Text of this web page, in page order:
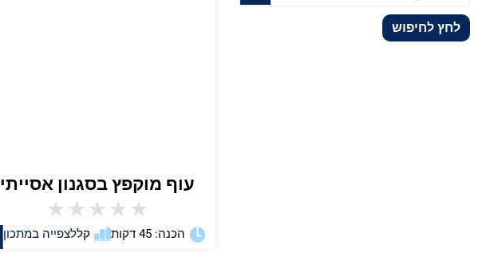
לחץ לחיפוש
עוף מוקפץ בסגנון אסייתי
★
★
★
★
★
לצפייה במתכון הכנה: 45 דקות קל